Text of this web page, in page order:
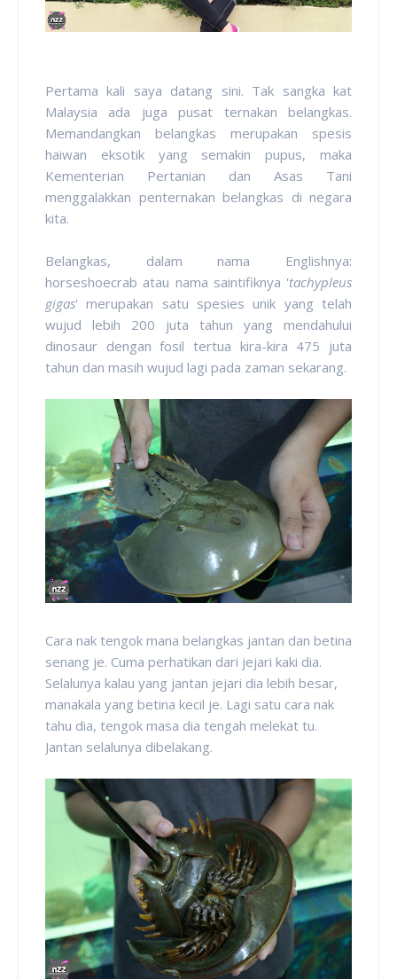
Pertama kali saya datang sini. Tak sangka kat
Malaysia ada juga pusat ternakan belangkas.
Memandangkan belangkas merupakan spesis
haiwan eksotik yang semakin pupus, maka
Kementerian Pertanian dan Asas Tani
menggalakkan penternakan belangkas di negara
kita.
Belangkas, dalam nama Englishnya:
horseshoecrab atau nama saintifiknya 'tachypleus
gigas' merupakan satu spesies unik yang telah
wujud lebih 200 juta tahun yang mendahului
dinosaur dengan fosil tertua kira-kira 475 juta
tahun dan masih wujud lagi pada zaman sekarang.
Cara nak tengok mana belangkas jantan dan betina
senang je. Cuma perhatikan dari jejari kaki dia.
Selalunya kalau yang jantan jejari dia lebih besar,
manakala yang betina kecil je. Lagi satu cara nak
tahu dia, tengok masa dia tengah melekat tu.
Jantan selalunya dibelakang.